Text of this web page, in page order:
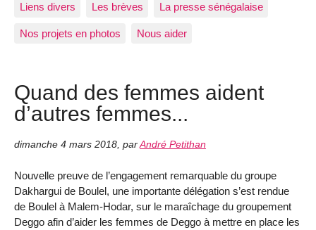
Liens divers Les brèves La presse sénégalaise
Nos projets en photos Nous aider
Quand des femmes aident
d’autres femmes...
dimanche 4 mars 2018, parAndré Petithan
Nouvelle preuve de l’engagement remarquable du groupe
Dakhargui de Boulel, une importante délégation s’est rendue
de Boulel à Malem-Hodar, sur le maraîchage du groupement
Deggo afin d’aider les femmes de Deggo à mettre en place les